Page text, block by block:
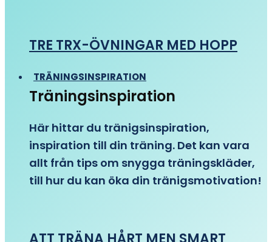
TRE TRX-ÖVNINGAR MED HOPP
TRÄNINGSINSPIRATION
Träningsinspiration
Här hittar du tränigsinspiration,
inspiration till din träning. Det kan vara
allt från tips om snygga träningskläder,
till hur du kan öka din tränigsmotivation!